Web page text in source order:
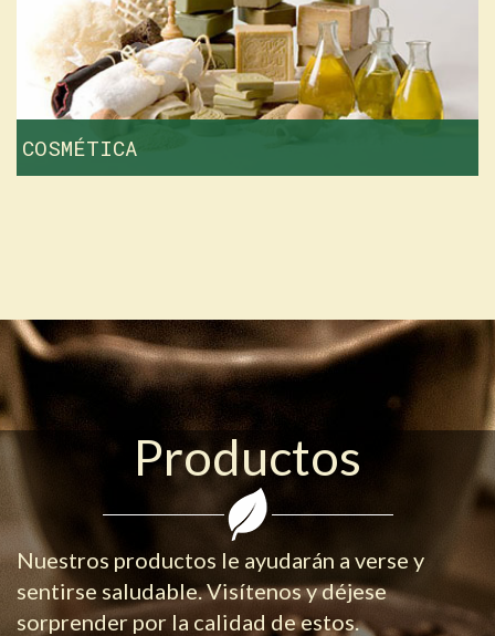
COSMÉTICA
Productos
Nuestros productos le ayudarán a verse y
sentirse saludable. Visítenos y déjese
sorprender por la calidad de estos.